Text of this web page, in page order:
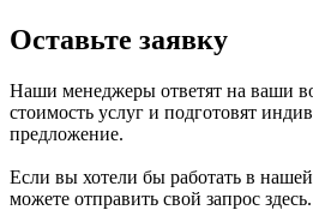
Оставьте заявку
Наши менеджеры ответят на ваши
стоимость услуг и подготовят
предложение.
Если вы хотели бы работать в
можете отправить свой запрос здесь.